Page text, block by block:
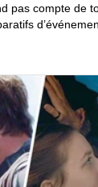
pas compte de
voire des
de coiffeurs,
s’assurer
ont